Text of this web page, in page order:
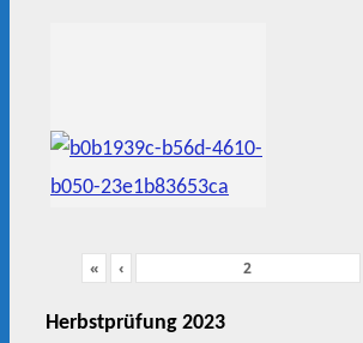
« ‹
Herbstprüfung 2023